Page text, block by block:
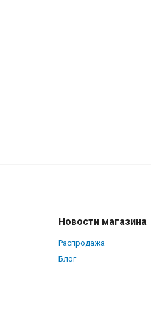
Новости магазина
Распродажа
Блог